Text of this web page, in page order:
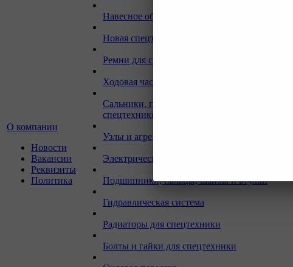
О компании
Новости
Вакансии
Реквизиты
Политика
Навесное оборудование для экскаваторов
Новая спецтехника
Ремни для спецтехники
Ходовая часть для спецтехники
Сальники, прокладки, кольца для
спецтехники
Узлы и агрегаты для спецтехники
Электрическая система
Подшипники, пальцы, шайбы и втулки
Гидравлическая система
Радиаторы для спецтехники
Болты и гайки для спецтехники